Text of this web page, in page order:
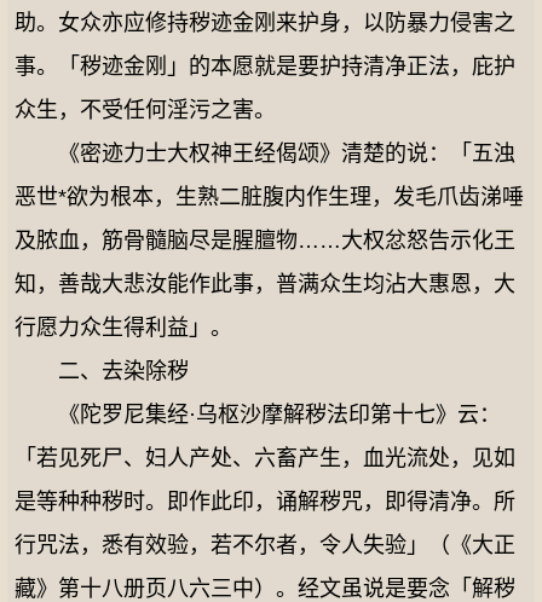
助。女众亦应修持秽迹金刚来护身，以防暴力侵害之
事。「秽迹金刚」的本愿就是要护持清净正法，庇护
众生，不受任何淫污之害。
《密迹力士大权神王经偈颂》清楚的说：「五浊
恶世*欲为根本，生熟二脏腹内作生理，发毛爪齿涕唾
及脓血，筋骨髓脑尽是腥膻物……大权忿怒告示化王
知，善哉大悲汝能作此事，普满众生均沾大惠恩，大
行愿力众生得利益」。
二、去染除秽
《陀罗尼集经·乌枢沙摩解秽法印第十七》云：
「若见死尸、妇人产处、六畜产生，血光流处，见如
是等种种秽时。即作此印，诵解秽咒，即得清净。所
行咒法，悉有效验，若不尔者，令人失验」（《大正
藏》第十八册页八六三中）。经文虽说是要念「解秽